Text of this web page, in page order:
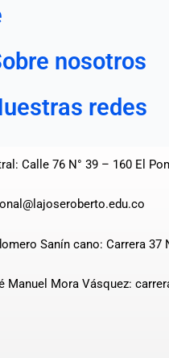
nosotros
redes
Calle 76 N° 39 – 160 El
Sanín cano: Carrera 37
Manuel Mora Vásquez: